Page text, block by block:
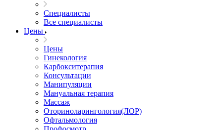
Специалисты
Все специалисты
Цены
Цены
Гинекология
Карбокситерапия
Консультации
Манипуляции
Мануальная терапия
Массаж
Оториноларингология(ЛОР)
Офтальмология